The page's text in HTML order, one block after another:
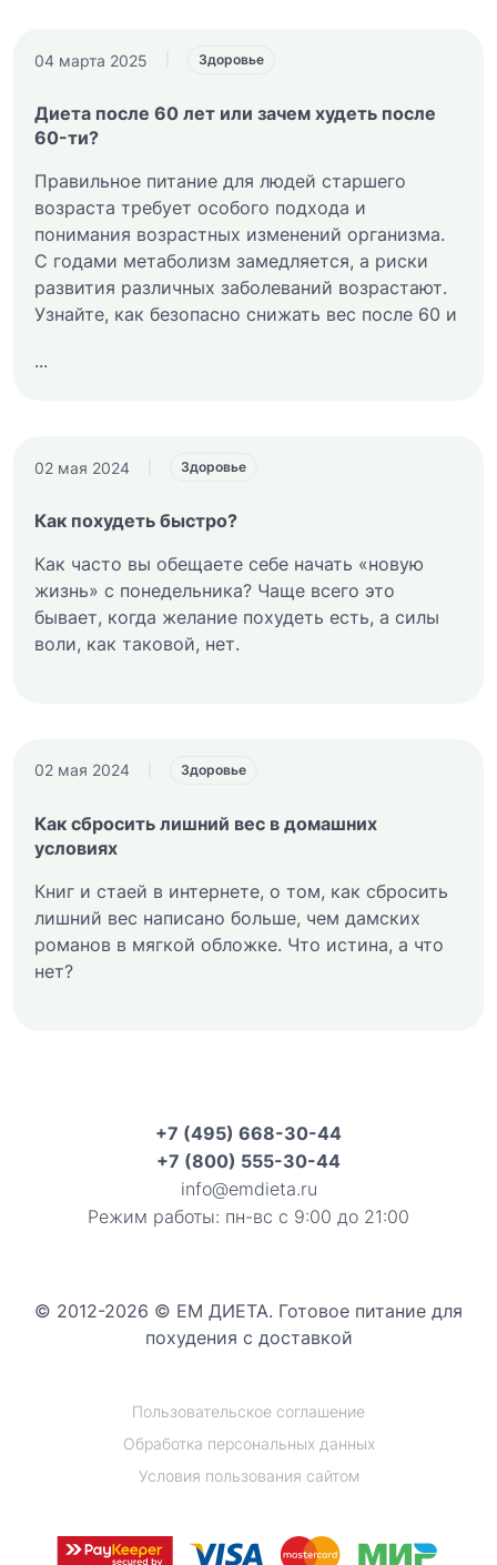
04 марта 2025 Здоровье
Диета после 60 лет или зачем худеть после
60-ти?
Правильное питание для людей старшего
возраста требует особого подхода и
понимания возрастных изменений организма.
С годами метаболизм замедляется, а риски
развития различных заболеваний возрастают.
Узнайте, как безопасно снижать вес после 60 и
...
02 мая 2024 Здоровье
Как похудеть быстро?
Как часто вы обещаете себе начать «новую
жизнь» с понедельника? Чаще всего это
бывает, когда желание похудеть есть, а силы
воли, как таковой, нет.
02 мая 2024 Здоровье
Как сбросить лишний вес в домашних
условиях
Книг и стаей в интернете, о том, как сбросить
лишний вес написано больше, чем дамских
романов в мягкой обложке. Что истина, а что
нет?
+7 (495) 668-30-44
+7 (800) 555-30-44
info@emdieta.ru
Режим работы: пн-вс с 9:00 до 21:00
© 2012-2026 © ЕМ ДИЕТА. Готовое питание для
похудения с доставкой
Пользовательское соглашение
Обработка персональных данных
Условия пользования сайтом